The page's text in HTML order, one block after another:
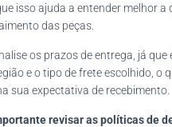
isso ajuda a entender melhor a
das peças.
os prazos de entrega, já que
e o tipo de frete escolhido, o
sua expectativa de recebimento.
revisar as políticas de